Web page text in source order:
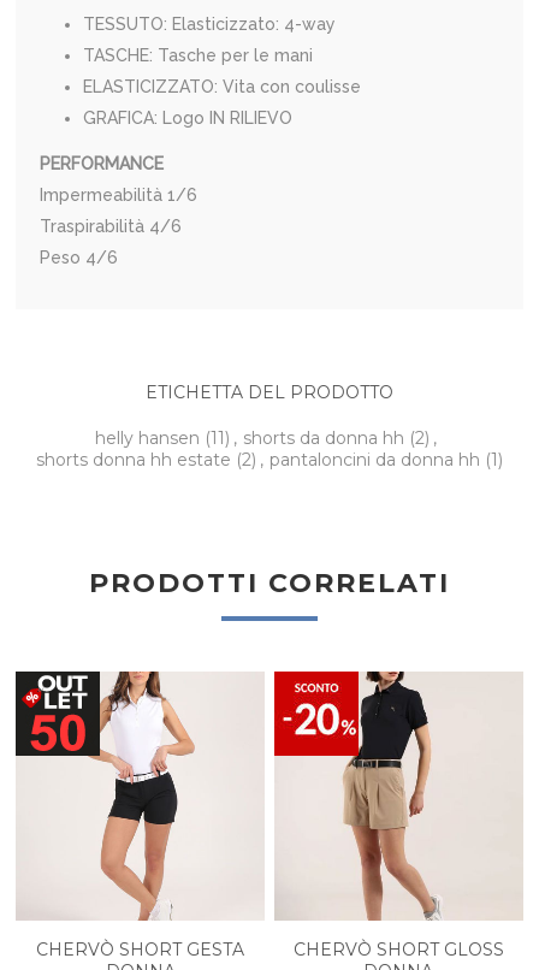
TESSUTO: Elasticizzato: 4-way
TASCHE: Tasche per le mani
ELASTICIZZATO: Vita con coulisse
GRAFICA: Logo IN RILIEVO
PERFORMANCE
Impermeabilità1/6
Traspirabilità 4/6
Peso 4/6
ETICHETTA DEL PRODOTTO
helly hansen (11) , shorts da donna hh (2) ,
shorts donna hh estate (2) , pantaloncini da donna hh (1)
PRODOTTI CORRELATI
CHERVÒ SHORT GESTA
CHERVÒ SHORT GLOSS